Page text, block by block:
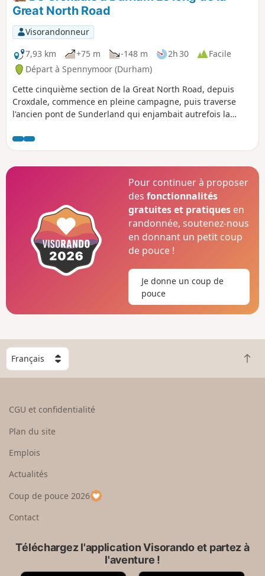
Great North Road
Visorandonneur
7,93 km
+75 m -148 m 2h 30
Facile
Départ à Spennymoor (Durham)
Cette cinquième section de la Great North Road, depuis
Croxdale, commence en pleine campagne, puis traverse
l'ancien pont de Sunderland qui enjambait autrefois la
emblématique Cock o' the North, puis suit South Road,
longe les bâtiments modernes de l'université et descend
New Elvet jusqu'au cœur de la ville de Durham, pour finir
sur la place historique du marché.Pour continuer à proposer
desfonctionnalités
gratuites et pratiques en
randonnée, soutenez-nous
en donnant un petit coup
de pouce !
Je donne un coup de
pouce
C
o
e
u
p
a
R
e
CGU et confidentialité
Plan du site
Emplois
Actualités
Coup de pouce 2026
Contact
Téléchargez l'application Visorando et partez à
l'aventure !